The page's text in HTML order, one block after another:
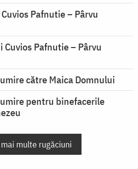
Pafnutie – Pârvu
Pafnutie – Pârvu
către Maica Domnului
pentru binefacerile
multe rugăciuni